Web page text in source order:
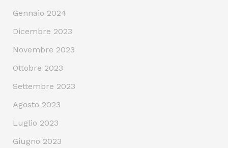
Gennaio 2024
Dicembre 2023
Novembre 2023
Ottobre 2023
Settembre 2023
Agosto 2023
Luglio 2023
Giugno 2023